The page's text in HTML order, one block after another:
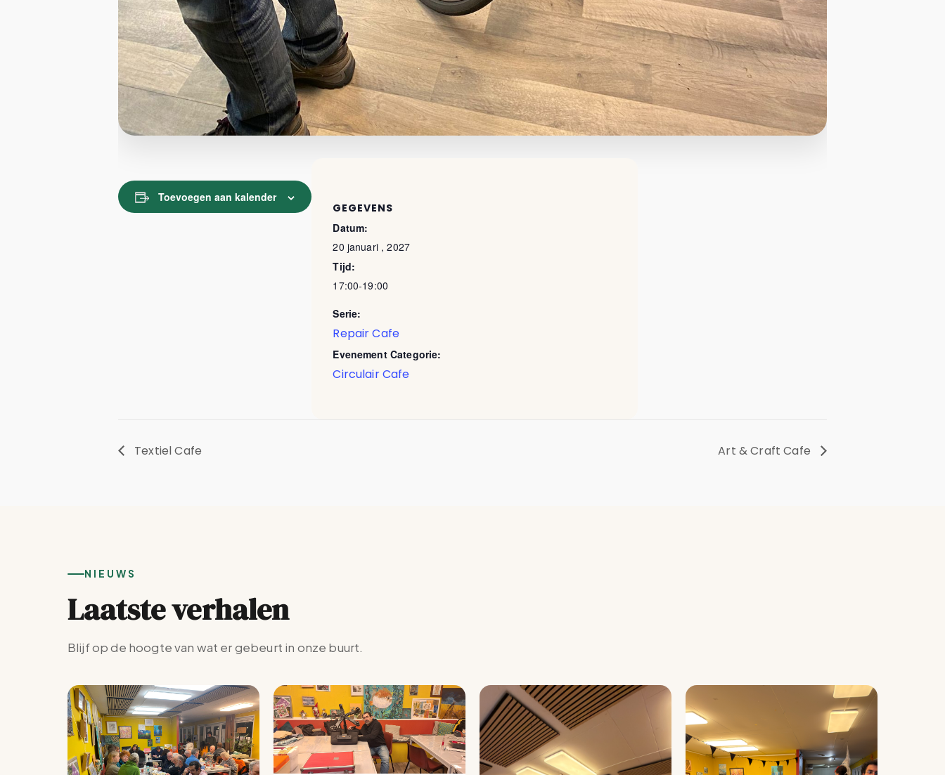
Toevoegen aan kalender
GEGEVENS
Datum:
20 januari , 2027
Tijd:
17:00-19:00
Serie:
Repair Cafe
Evenement Categorie:
Circulair Cafe
Textiel Cafe Art & Craft Cafe
NIEUWS
Laatste verhalen
Blijf op de hoogte van wat er gebeurt in onze buurt.